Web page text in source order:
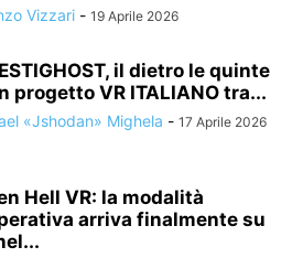
Vizzari - 19 Aprile 2026
il dietro le quinte
progetto VR ITALIANO tra...
«Jshodan» Mighela - 17 Aprile 2026
Hell VR: la modalità
arriva finalmente su